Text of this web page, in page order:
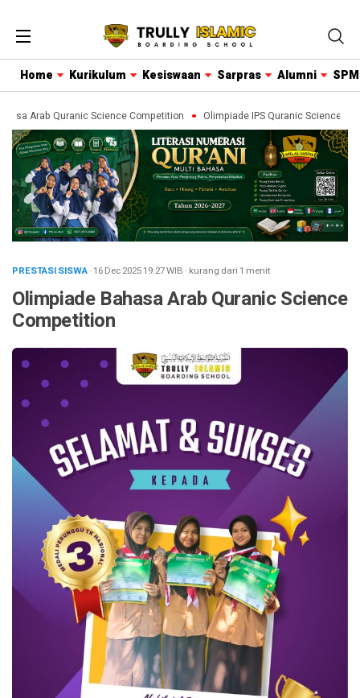
Home Kurikulum Kesiswaan Sarpras Alumni
Arab Quranic Science Competition Olimpiade IPS Quranic Science
PRESTASI SISWA· 16 Dec 202519:27WIB · kurang dari 1 menit
Olimpiade Bahasa Arab Quranic Science
Competition